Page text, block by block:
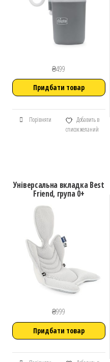
₴499
Придбати товар
Порівняти
Добавить в
список желаний
Універсальна вкладка Best
Friend, група 0+
₴999
Придбати товар